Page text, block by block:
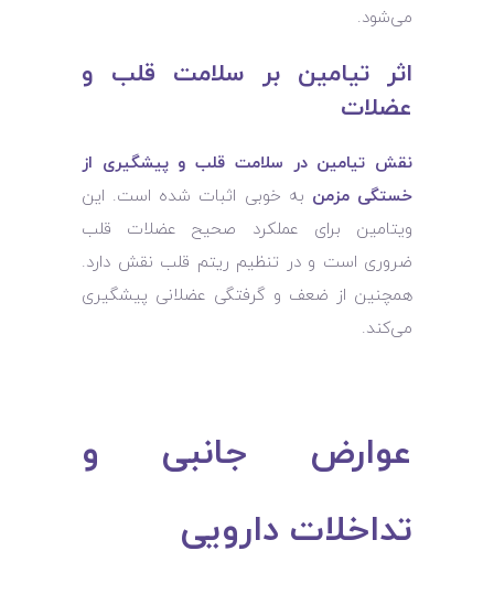
می‌شود.
اثر تیامین بر سلامت قلب و
عضلات
نقش تیامین در سلامت قلب و پیشگیری از
خستگی مزمن به‌ خوبی اثبات شده است. این
ویتامین برای عملکرد صحیح عضلات قلب
ضروری است و در تنظیم ریتم قلب نقش دارد.
همچنین از ضعف و گرفتگی عضلانی پیشگیری
می‌کند.
عوارض جانبی و
تداخلات دارویی